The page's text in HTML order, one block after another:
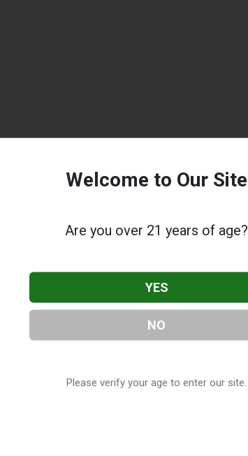
Welcome to Our Site
Are you over 21 years of age?
YES
NO
Please verify your age to enter our site.